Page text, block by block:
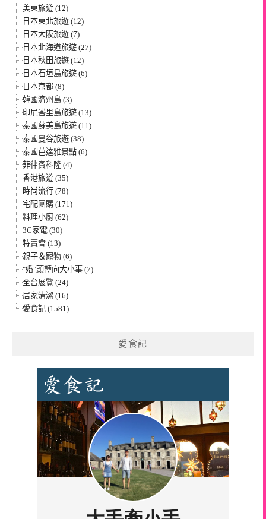
美東旅遊 (12)
日本東北旅遊 (12)
日本大阪旅遊 (7)
日本北海道旅遊 (27)
日本秋田旅遊 (12)
日本石垣島旅遊 (6)
日本京都 (8)
韓國濟州島 (3)
印尼峇里島旅遊 (13)
泰國蘇美島旅遊 (11)
泰國曼谷旅遊 (38)
泰國芭達雅景點 (6)
菲律賓科隆 (4)
香港旅遊 (35)
時尚流行 (78)
宅配團購 (171)
料理小廚 (62)
3C家電 (30)
特賣會 (13)
親子＆寵物 (6)
"婚"頭轉向大小事 (7)
全台展覽 (24)
居家清潔 (16)
愛食記 (1581)
愛食記